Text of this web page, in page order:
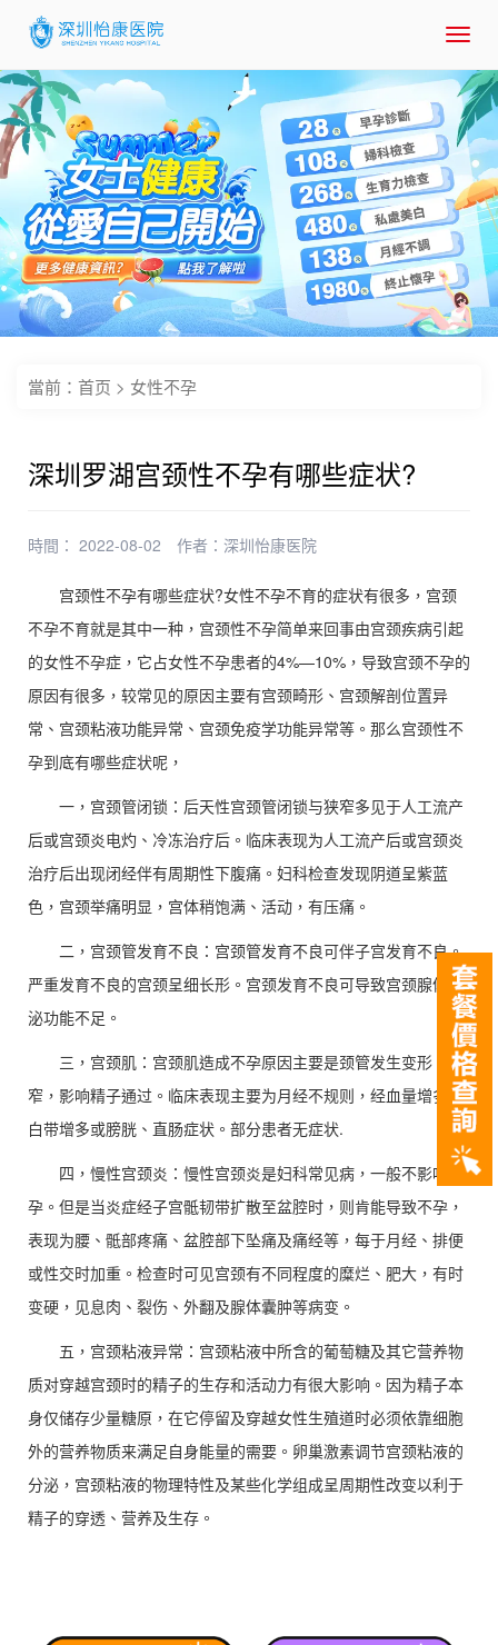
當前： 首页 > 女性不孕
深圳罗湖宫颈性不孕有哪些症状?
時間： 2022-08-02 作者： 深圳怡康医院
宫颈性不孕有哪些症状?女性不孕不育的症状有很多，宫颈
不孕不育就是其中一种，宫颈性不孕简单来回事由宫颈疾病引起
的女性不孕症，它占女性不孕患者的4%—10%，导致宫颈不孕的
原因有很多，较常见的原因主要有宫颈畸形、宫颈解剖位置异
常、宫颈粘液功能异常、宫颈免疫学功能异常等。那么宫颈性不
孕到底有哪些症状呢，
一，宫颈管闭锁：后天性宫颈管闭锁与狭窄多见于人工流产
后或宫颈炎电灼、冷冻治疗后。临床表现为人工流产后或宫颈炎
治疗后出现闭经伴有周期性下腹痛。妇科检查发现阴道呈紫蓝
色，宫颈举痛明显，宫体稍饱满、活动，有压痛。
二，宫颈管发育不良：宫颈管发育不良可伴子宫发育不良。
严重发育不良的宫颈呈细长形。宫颈发育不良可导致宫颈腺体分
泌功能不足。
三，宫颈肌：宫颈肌造成不孕原因主要是颈管发生变形、狭
窄，影响精子通过。临床表现主要为月经不规则，经血量增多，
白带增多或膀胱、直肠症状。部分患者无症状.
四，慢性宫颈炎：慢性宫颈炎是妇科常见病，一般不影响受
孕。但是当炎症经子宫骶韧带扩散至盆腔时，则肯能导致不孕，
表现为腰、骶部疼痛、盆腔部下坠痛及痛经等，每于月经、排便
或性交时加重。检查时可见宫颈有不同程度的糜烂、肥大，有时
变硬，见息肉、裂伤、外翻及腺体囊肿等病变。
五，宫颈粘液异常：宫颈粘液中所含的葡萄糖及其它营养物
质对穿越宫颈时的精子的生存和活动力有很大影响。因为精子本
身仅储存少量糖原，在它停留及穿越女性生殖道时必须依靠细胞
外的营养物质来满足自身能量的需要。卵巢激素调节宫颈粘液的
分泌，宫颈粘液的物理特性及某些化学组成呈周期性改变以利于
精子的穿透、营养及生存。